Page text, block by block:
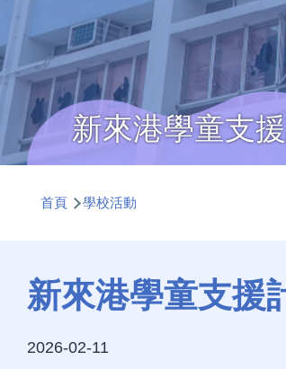
新來港學童支
航
結
首頁 學校活動
新來港學童支援
2026-02-11